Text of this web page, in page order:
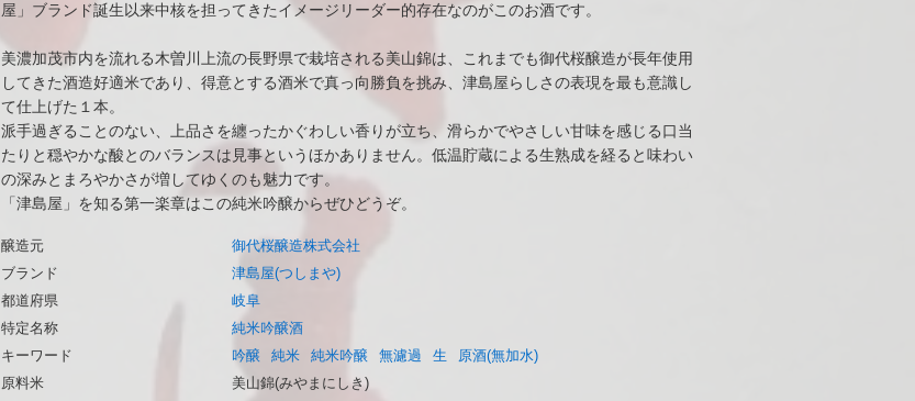
屋」ブランド誕生以来中核を担ってきたイメージリーダー的存在なのがこのお酒です。
美濃加茂市内を流れる木曽川上流の長野県で栽培される美山錦は、これまでも御代桜醸造が長年使用
してきた酒造好適米であり、得意とする酒米で真っ向勝負を挑み、津島屋らしさの表現を最も意識し
て仕上げた１本。
派手過ぎることのない、上品さを纏ったかぐわしい香りが立ち、滑らかでやさしい甘味を感じる口当
たりと穏やかな酸とのバランスは見事というほかありません。低温貯蔵による生熟成を経ると味わい
の深みとまろやかさが増してゆくのも魅力です。
「津島屋」を知る第一楽章はこの純米吟醸からぜひどうぞ。
醸造元
御代桜醸造株式会社
ブランド
津島屋(つしまや)
都道府県
岐阜
特定名称
純米吟醸酒
キーワード
吟醸 純米 純米吟醸 無濾過 生
原酒(無加水)
原料米
美山錦(みやまにしき)